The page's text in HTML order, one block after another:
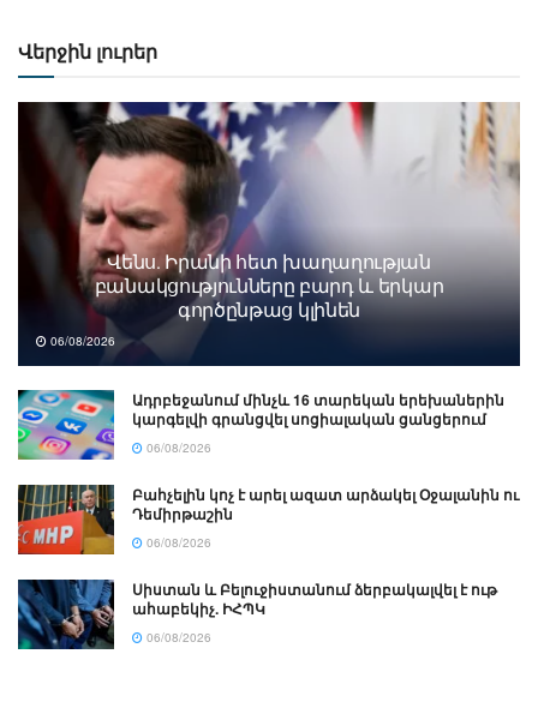
Վերջին լուրեր
Վենս․ Իրանի հետ խաղաղության
բանակցությունները բարդ և երկար
գործընթաց կլինեն
06/08/2026
Ադրբեջանում մինչև 16 տարեկան երեխաներին
կարգելվի գրանցվել սոցիալական ցանցերում
06/08/2026
Բահչելին կոչ է արել ազատ արձակել Օջալանին ու
Դեմիրթաշին
06/08/2026
Սիստան և Բելուջիստանում ձերբակալվել է ութ
ահաբեկիչ. ԻՀՊԿ
06/08/2026